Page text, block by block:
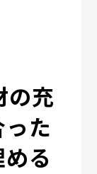
の充
た
る